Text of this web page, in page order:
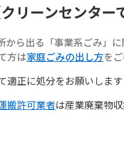
リーンセンター
ら出る「事業系ごみ」に
方は家庭ごみの出し方を
適正に処分をお願いしま
搬許可業者は産業廃棄物